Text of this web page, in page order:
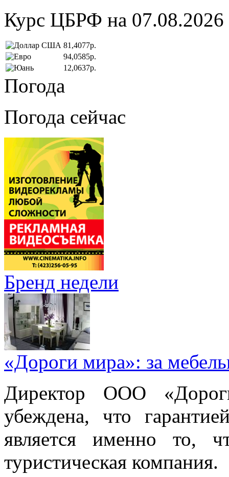
Курс ЦБРФ на 07.08.2026
81,4077р.
94,0585р.
12,0637р.
Погода
Погода сейчас
Бренд недели
«Дороги мира»: за
Директор ООО
убеждена, что
является именно то,
туристическая компания.